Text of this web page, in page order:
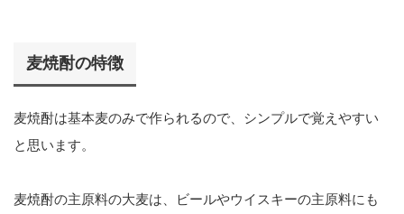
麦焼酎の特徴
麦焼酎は基本麦のみで作られるので、シンプルで覚えやすい
と思います。
麦焼酎の主原料の大麦は、ビールやウイスキーの主原料にも